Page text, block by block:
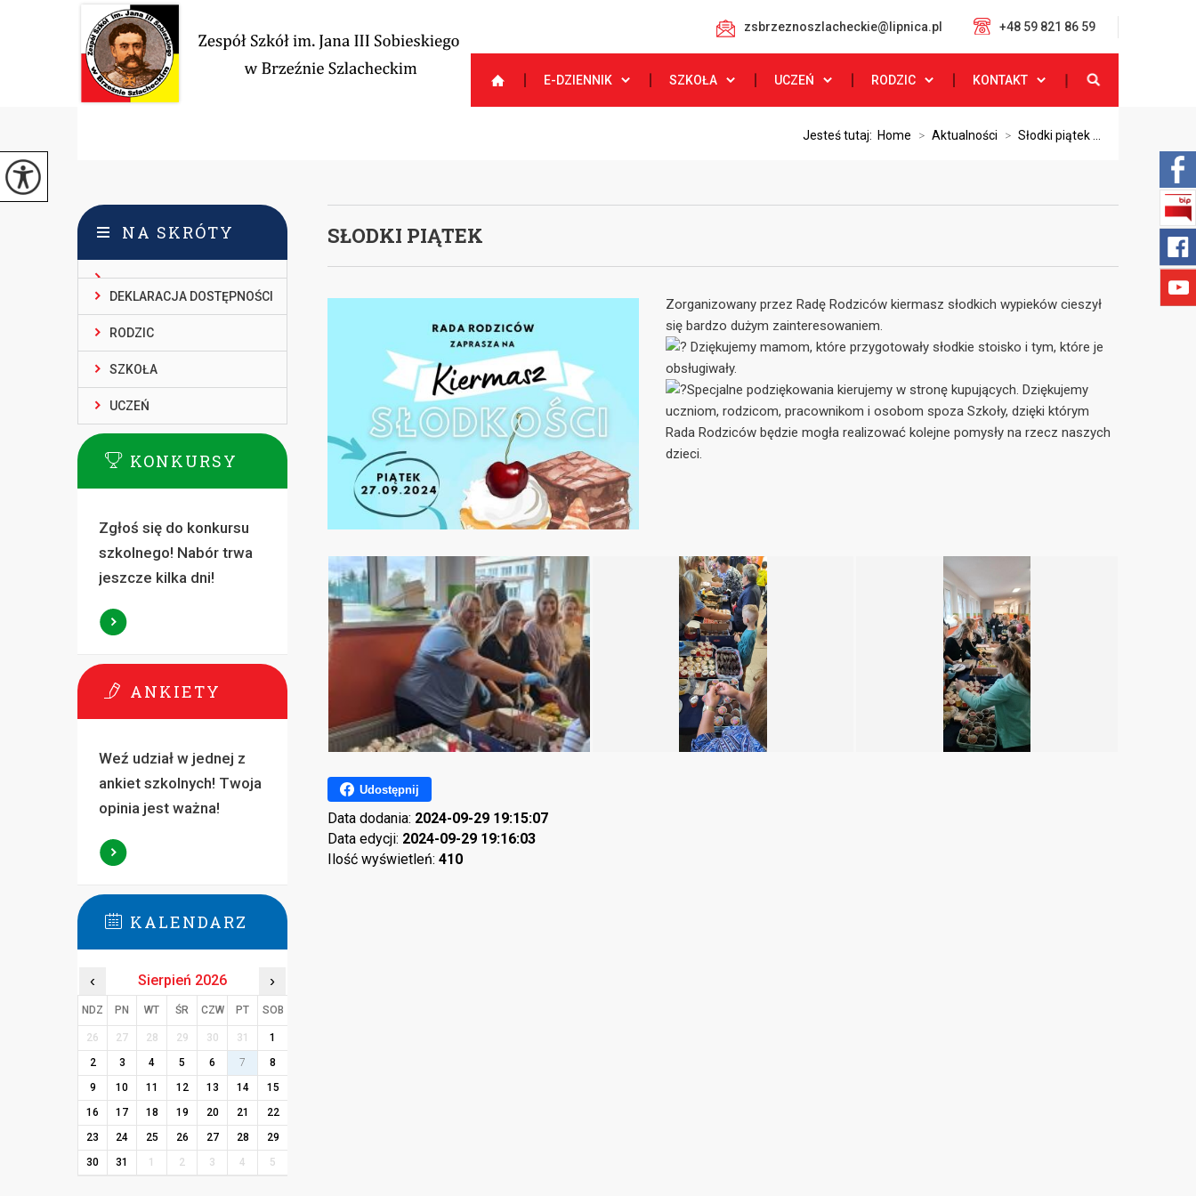
zsbrzeznoszlacheckie@lipnica.pl +48 59 821 86 59
E-DZIENNIK SZKOŁA UCZEŃ RODZIC KONTAKT
Jesteś tutaj: Home > Aktualności > Słodki piątek ...
SŁODKI PIĄTEK
Zorganizowany przez Radę Rodziców kiermasz słodkich wypieków cieszył
się bardzo dużym zainteresowaniem.
Dziękujemy mamom, które przygotowały słodkie stoisko i tym, które je
obsługiwały.
Specjalne podziękowania kierujemy w stronę kupujących. Dziękujemy
uczniom, rodzicom, pracownikom i osobom spoza Szkoły, dzięki którym
Rada Rodziców będzie mogła realizować kolejne pomysły na rzecz naszych
dzieci.
Udostępnij
Data dodania: 2024-09-29 19:15:07
Data edycji: 2024-09-29 19:16:03
Ilość wyświetleń: 410
NA SKRÓTY
DEKLARACJA DOSTĘPNOŚCI
RODZIC
SZKOŁA
UCZEŃ
KONKURSY
Zgłoś się do konkursu
szkolnego! Nabór trwa
jeszcze kilka dni!
ANKIETY
Weź udział w jednej z
ankiet szkolnych! Twoja
opinia jest ważna!
KALENDARZ
‹ Sierpień 2026 ›
NDZ PN WT ŚR CZW PT SOB
26 27 28 29 30 31
1
2
3 4 5 6 7
8
9
10 11 12 13 14
15
16
17 18 19 20 21
22
23
24 25 26 27 28
29
30
31 1 2 3 4 5